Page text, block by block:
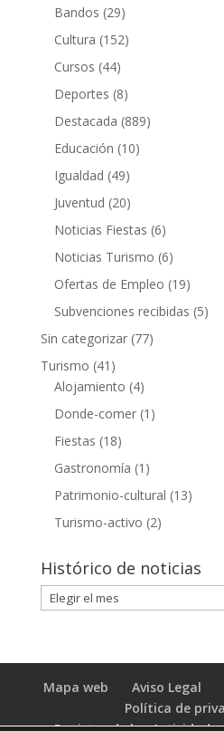
Bandos (29)
Cultura (152)
Cursos (44)
Deportes (8)
Destacada (889)
Educación (10)
Igualdad (49)
Juventud (20)
Noticias Fiestas (6)
Noticias Turismo (6)
Ofertas de Empleo (19)
Subvenciones recibidas (5)
Sin categorizar(77)
Turismo (41)
Alojamiento (4)
Donde-comer(1)
Fiestas (18)
Gastronomía (1)
Patrimonio-cultural (13)
Turismo-activo (2)
Histórico de noticias
Histórico
de
Mapa web Aviso Legal
Política de